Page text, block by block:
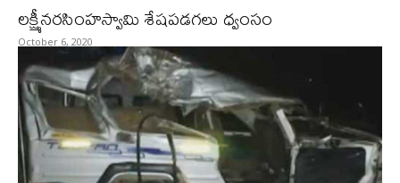
లక్ష్మీనరసింహస్వామి శేషపడగలు ధ్వంసం
October 6, 2020